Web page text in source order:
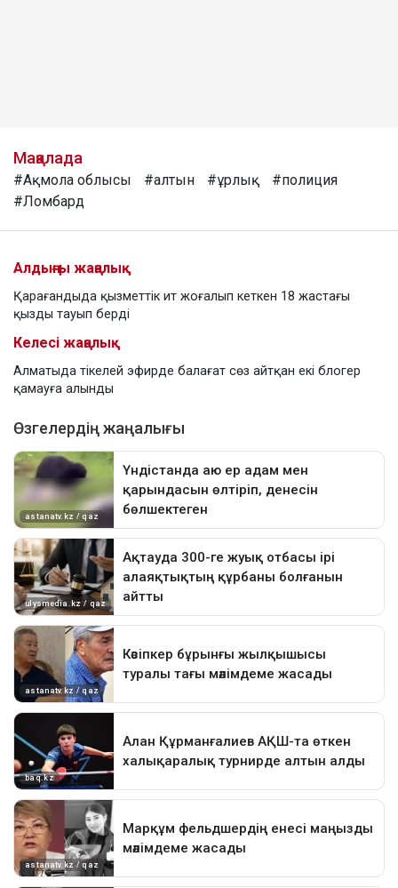
Мақалада
#Ақмола облысы #алтын #ұрлық
#полиция
#Ломбард
Алдыңғы жаңалық
Қарағандыда қызметтік ит жоғалып кеткен 18 жастағы
қызды тауып берді
Келесі жаңалық
Алматыда тікелей эфирде балағат сөз айтқан екі блогер
қамауға алынды